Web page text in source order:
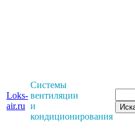
Loks-
air.ru
Системы
вентиляции
и
кондиционирования